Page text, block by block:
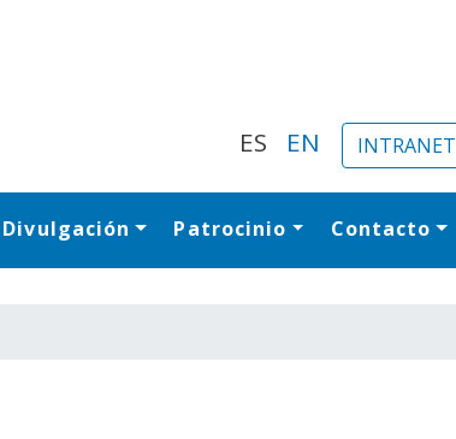
ES EN INTRANET
Navegación principal
Divulgación Patrocinio Contacto